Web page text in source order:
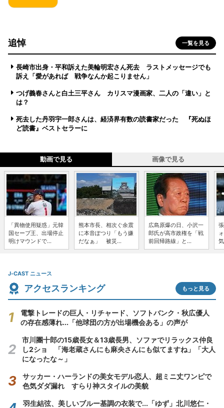
追悼 一覧を見る
長崎市出身・平和訴えた美輪明宏さん死去 ラストメッセージでも
訴え「愛があれば 戦争なんか起こりません」
つげ義春さんと白土三平さん カリスマ漫画家、二人の「違い」と
は？
死去した丹羽宇一郎さんは、経済界有数の読書家だった 『死ぬほ
ど読書』ベストセラーに
動画で見る 画像で見る
「異物使用疑惑」元韓
国セーブ王、出場停止
明けマウンドで...
熊本市長、相次ぐ余震
に本音ぽつり「もう嫌
だなぁ」 被災...
広島原爆の日、小沢一
郎氏が高市政権を「戦
前回帰路線」と...
J-CAST ニュース
アクセスランキング もっと見る
電撃トレードの巨人・リチャード、ソフトバンク・秋広優人
の存在感薄れ...「他球団の方が出場機会ある」の声が
市川團十郎の15歳長女＆13歳長男、ソファでリラックス仲良
し2ショ 「海老蔵さんにも麻央さんにも似てますね」「大人
になったな～」
サッカー・ハーランドの美女モデル恋人、超ミニ丈ワンピで
色気ダダ漏れ すらり神スタイルの美貌
羽生結弦、美しいブルー基調の衣装で...「ゆず」北川悠仁・